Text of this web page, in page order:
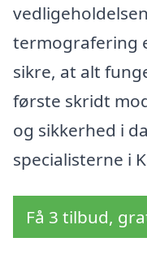
termografering
sikre, at alt
første skridt
og sikkerhed i
specialisterne i
Få 3 tilbud,